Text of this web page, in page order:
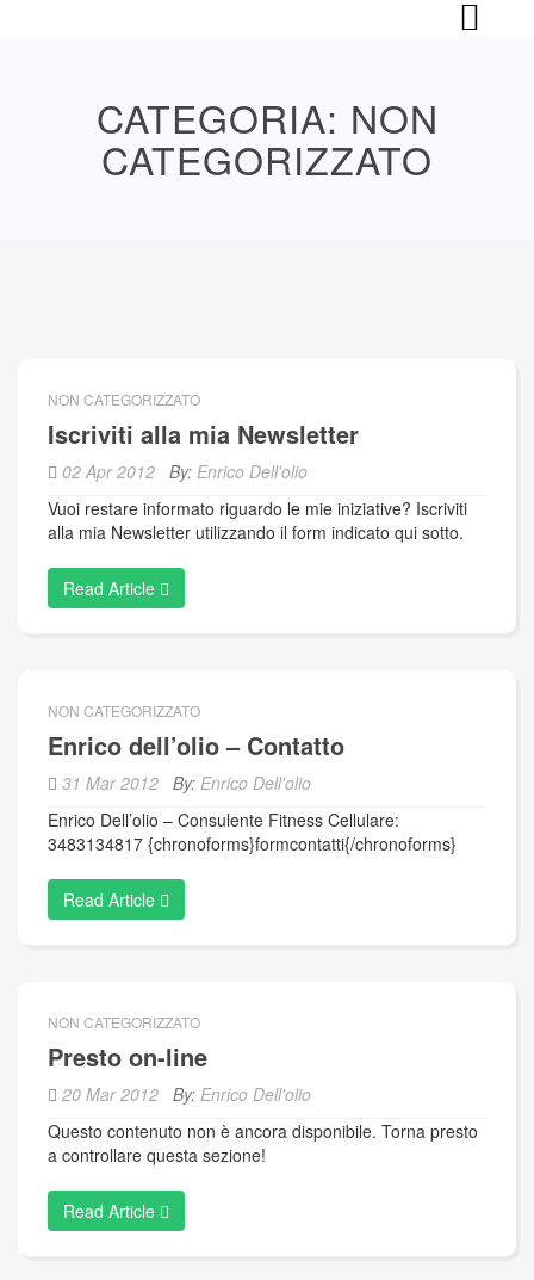
CATEGORIA: NON
CATEGORIZZATO
NON CATEGORIZZATO
Iscriviti alla mia Newsletter
02 Apr 2012 By: Enrico Dell'olio
Vuoi restare informato riguardo le mie iniziative? Iscriviti
alla mia Newsletter utilizzando il form indicato qui sotto.
Read Article
NON CATEGORIZZATO
Enrico dell’olio – Contatto
31 Mar 2012 By: Enrico Dell'olio
Enrico Dell’olio – Consulente Fitness Cellulare:
3483134817 {chronoforms}formcontatti{/chronoforms}
Read Article
NON CATEGORIZZATO
Presto on-line
20 Mar 2012 By: Enrico Dell'olio
Questo contenuto non è ancora disponibile. Torna presto
a controllare questa sezione!
Read Article